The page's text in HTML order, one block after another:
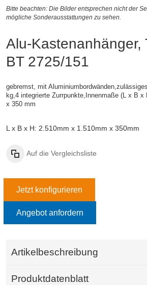
Bitte beachten: Die Bilder entsprechen nicht der
mögliche Sonderausstattungen zu sehen.
Alu-Kastenanhänger,
BT 2725/151
gebremst, mit
kg,4 integrierte Zurrpunkte, Innenmaße ( L x B x
x 350 mm
L x B x H: 2.510mm x 1.510mm x 350mm
Auf die Vergleichsliste
Jetzt konfigurieren
Angebot anfordern
Artikelbeschreibung
Produktdatenblatt